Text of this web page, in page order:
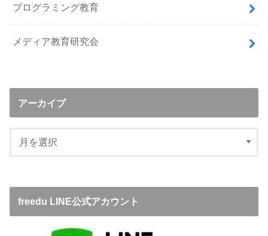
プログラミング教育
メディア教育研究会
アーカイブ
freedu LINE公式アカウント